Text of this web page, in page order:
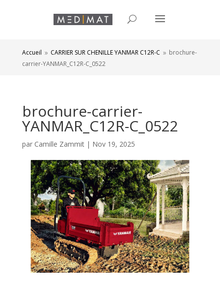
Accueil 9 CARRIER SUR CHENILLE YANMAR C12R-C 9 brochure-
carrier-YANMAR_C12R-C_0522
brochure-carrier-
YANMAR_C12R-C_0522
par Camille Zammit| Nov 19, 2025